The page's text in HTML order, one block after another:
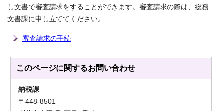
し文書で審査請求をすることができます。審査請求の際は、総務
文書課に申し立ててください。
審査請求の手続
このページに関するお問い合わせ
納税課
〒448-8501